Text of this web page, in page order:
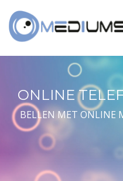
ONLINE
BELLEN MET ONLINE